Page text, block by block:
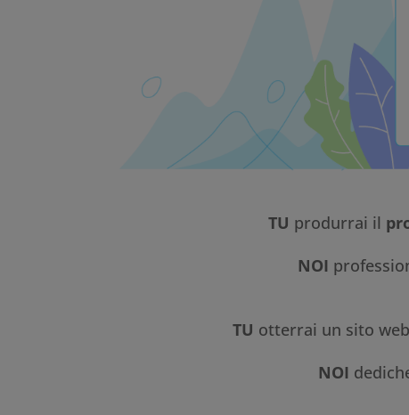
TU produrrai il
NOI
TU otterrai un sito web
NOI